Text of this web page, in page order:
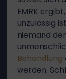
EMRK
unzulässig
niemand
Behandlung
werden.